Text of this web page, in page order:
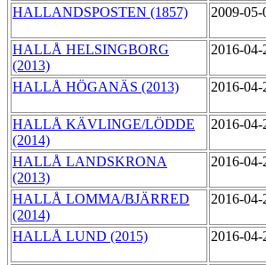
HALLANDSPOSTEN (1857)
2009-05-
HALLÅ HELSINGBORG
(2013)
2016-
HALLÅ HÖGANÄS (2013)
2016-
HALLÅ KÄVLINGE/LÖDDE
(2014)
2016-
HALLÅ LANDSKRONA
(2013)
2016-
HALLÅ LOMMA/BJÄRRED
(2014)
2016-
HALLÅ LUND (2015)
2016-